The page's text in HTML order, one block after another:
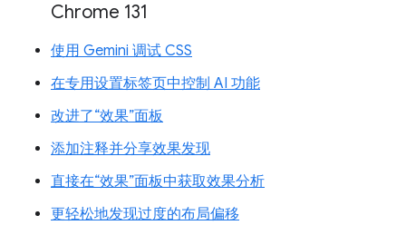
Chrome 131
使用 Gemini 调试 CSS
在专用设置标签页中控制 AI 功能
改进了“效果”面板
添加注释并分享效果发现
直接在“效果”面板中获取效果分析
更轻松地发现过度的布局偏移